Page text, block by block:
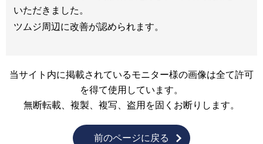
いただきました。
ツムジ周辺に改善が認められます。
当サイト内に掲載されているモニター様の画像は全て許可
を得て使用しています。
無断転載、複製、複写、盗用を固くお断りします。
前のページに戻る